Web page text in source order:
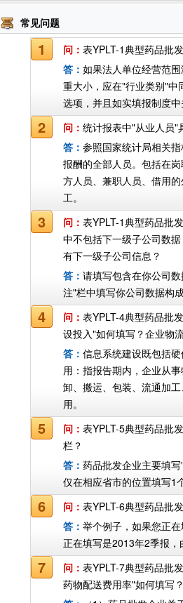
常见问题
1 问： 表YPLT-1典型药品批
答： 如果法人单位经营范
重大小，应在"行业类别"
选项，并且如实填报制度中
2 问： 统计报表中"从业人员"
答： 参照国家统计局相关
报酬的全部人员。包括在
方人员、兼职人员、借用
工。
3 问： 表YPLT-1典型药品批
中不包括下一级子公司数
有下一级子公司信息？
答： 请填写包含在你公司
注"栏中填写你公司数据构
4 问： 表YPLT-4典型药品批
设投入"如何填写？企业物
答： 信息系统建设既包括
用：指报告期内，企业从
卸、搬运、包装、流通加
用。
5 问： 表YPLT-5典型药品批
栏？
答： 药品批发企业主要填
仅在相应省市的位置填写1
6 问： 表YPLT-6典型药品批
答： 举个例子，如果您正
正在填写是2013年2季报，
7 问： 表YPLT-7典型药品批
药物配送费用率"如何填写